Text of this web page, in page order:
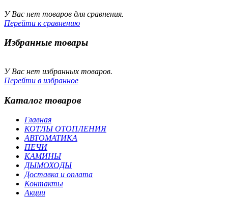
У Вас нет товаров для сравнения.
Перейти к сравнению
Избранные товары
У Вас нет избранных товаров.
Перейти в избранное
Каталог товаров
Главная
КОТЛЫ ОТОПЛЕНИЯ
АВТОМАТИКА
ПЕЧИ
КАМИНЫ
ДЫМОХОДЫ
Доставка и оплата
Контакты
Акции